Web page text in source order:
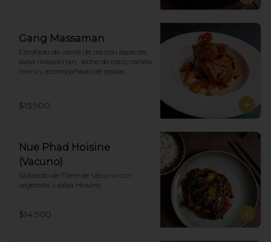
Gang Massaman
Estofado de carne de res con especies,
salsa massaman,  leche de coco, canela,
maní y acompañado de papas
$15.900
Nue Phad Hoisine
(Vacuno)
Salteado de Filete de Vacuno con
vegetales y salsa Hoisine.
$14.900